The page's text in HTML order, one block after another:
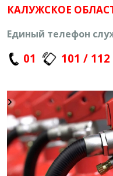
КАЛУЖСКОЕ
Единый телефон
01 101 / 112